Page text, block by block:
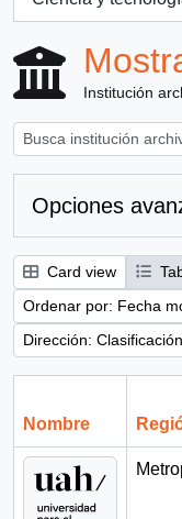
, 1 resultados
Institución
Opciones
Card view
Ordenar por: Fecha
Dirección:
Nombre